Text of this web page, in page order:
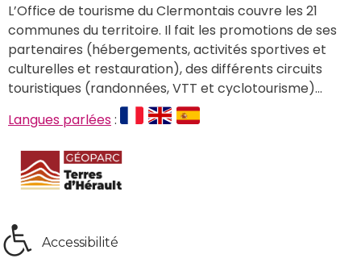
L’Office de tourisme du Clermontais couvre les 21
communes du territoire. Il fait les promotions de ses
partenaires (hébergements, activités sportives et
culturelles et restauration), des différents circuits
touristiques (randonnées, VTT et cyclotourisme)…
Langues parlées :
Accessibilité